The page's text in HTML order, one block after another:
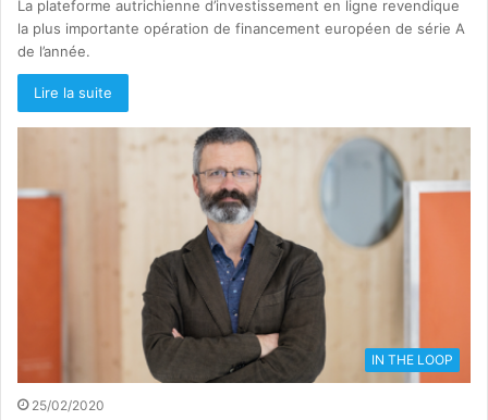
La plateforme autrichienne d’investissement en ligne revendique
la plus importante opération de financement européen de série A
de l’année.
Lire la suite
IN THE LOOP
25/02/2020